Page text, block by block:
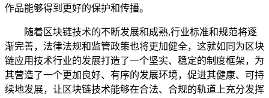
作品能够得到更好的保护和传播。
随着区块链技术的不断发展和成熟,行业标准和规范将逐
渐完善，法律法规和监管政策也将更加健全，这就如同为区块
链应用技术行业的发展打造了一个坚实、稳定的制度框架，为
其营造了一个更加良好、有序的发展环境，促进其健康、可持
续地发展，让区块链技术能够在合法、合规的轨道上充分发挥